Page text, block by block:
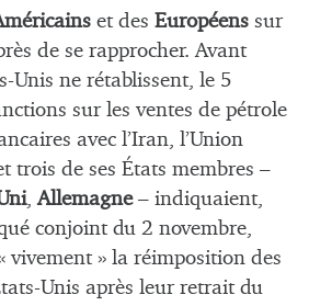
et des Européens sur
de se rapprocher. Avant
Unis ne rétablissent, le 5
sur les ventes de pétrole
avec l’Iran, l’Union
trois de ses États membres –
,Allemagne– indiquaient,
conjoint du 2 novembre,
vivement » la réimposition des
Unis après leur retrait du